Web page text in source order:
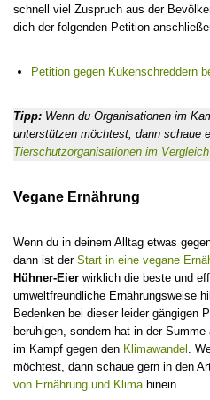
schnell viel Zuspruch aus der
dich der folgenden Petition
Petition gegen Kükenschreddern
Tipp: Wenn du Organisationen im
unterstützen möchtest, dann schaue
Tierschutzorganisationen im Vergleich
Vegane Ernährung
Wenn du in deinem Alltag etwas
dann ist der Start in eine vegane
Hühner-Eier wirklich die beste und
umweltfreundliche Ernährungsweise
Bedenken bei dieser leider gängigen
beruhigen, sondern hat in der
im Kampf gegen den Klimawandel .
möchtest, dann schaue gern in den
von Ernährung und Klima hinein.